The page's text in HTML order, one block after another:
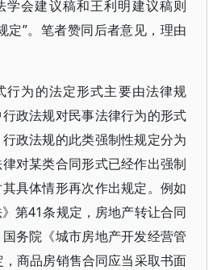
学会建议稿和王利明建议稿则
定”。笔者赞同后者意见，理由
行为的法定形式主要由法律规
政法规对民事法律行为的形式
政法规的此类强制性规定分为
对某类合同形式已经作出强制
具体情形再次作出规定。例如
》第41条规定，房地产转让合同
务院《城市房地产开发经营管
商品房销售合同应当采取书面